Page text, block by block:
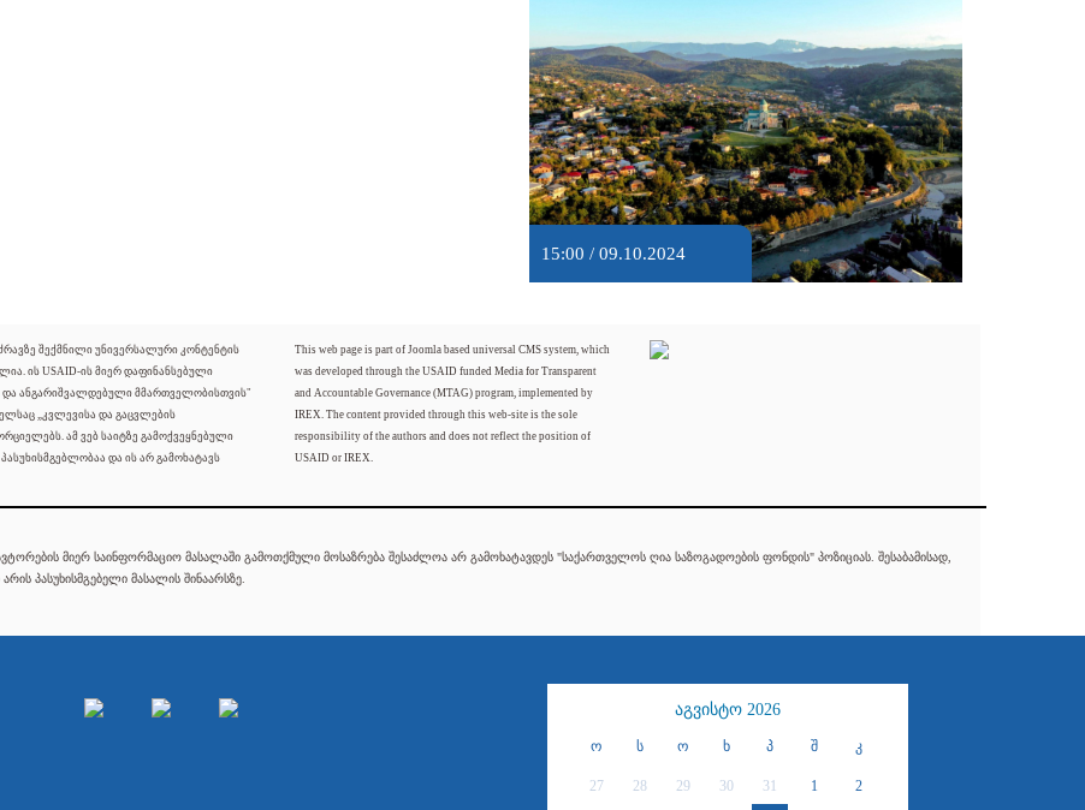
15:00 / 09.10.2024
შექმნილი უნივერსალური კონტენტის
ის USAID-ის მიერ დაფინანსებული
და ანგარიშვალდებული მმართველობისთვის"
„კვლევისა და გაცვლების
ამ ვებ საიტზე გამოქვეყნებული
და ის არ გამოხატავს
This web page is part of Joomla based universal CMS system, which
was developed through the USAID funded Media for Transparent
and Accountable Governance (MTAG) program, implemented by
IREX. The content provided through this web-site is the sole
responsibility of the authors and does not reflect the position of
USAID or IREX.
მიერ საინფორმაციო მასალაში გამოთქმული მოსაზრება შესაძლოა არ გამოხატავდეს "საქართველოს ღია საზოგადოების ფონდის" პოზიციას. შესაბამისად,
პასუხისმგებელი მასალის შინაარსზე.
აგვისტო 2026
ო ს ო ხ პ შ კ
27 28 29 30 31 1 2